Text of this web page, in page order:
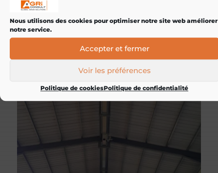
Nous utilisons des cookies pour optimiser notre site web améliorer
notre service.
Accepter et fermer
Voir les préférences
Politique de cookiesPolitique de confidentialité